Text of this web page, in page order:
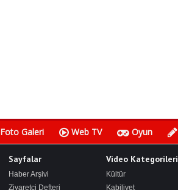
Foto Galeri Web TV Oyun
Sayfalar
Haber Arşivi
Ziyaretçi Defteri
Video Kategorileri
Kültür
Kabiliyet